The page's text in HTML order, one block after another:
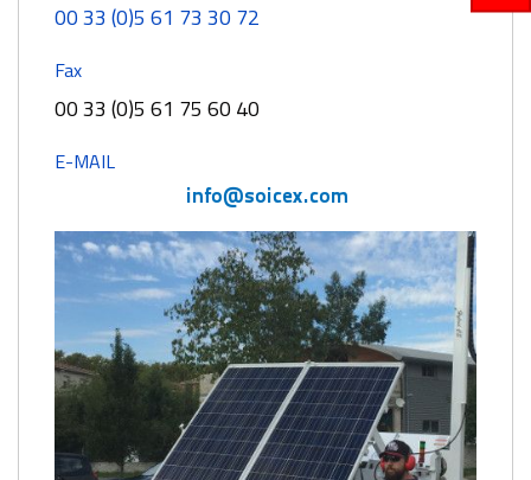
00 33 (0)5 61 73 30 72
Fax
00 33 (0)5 61 75 60 40
E-MAIL